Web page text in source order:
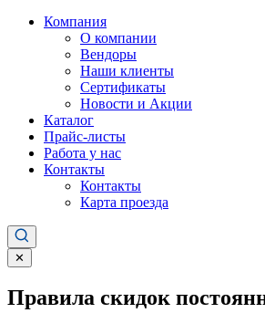
Компания
О компании
Вендоры
Наши клиенты
Сертификаты
Новости и Акции
Каталог
Прайс-листы
Работа у нас
Контакты
Контакты
Карта проезда
✕
Правила скидок